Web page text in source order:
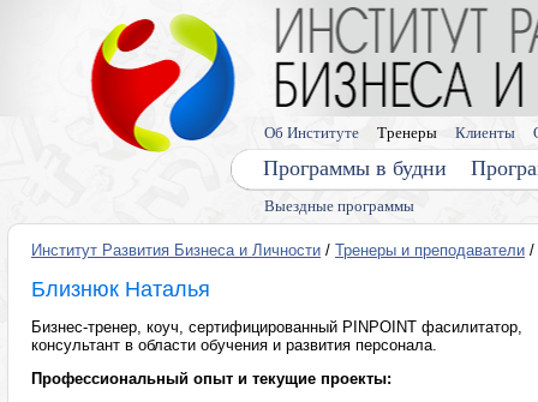
Выездные программы
Программы в будни
Об Институте Тренеры Клиенты
Институт Развития Бизнеса и Личности / Тренеры и преподаватели /
Близнюк Наталья
Бизнес-тренер, коуч, сертифицированный PINPOINT фасилитатор,
консультант в области обучения и развития персонала.
Профессиональный опыт и текущие проекты: